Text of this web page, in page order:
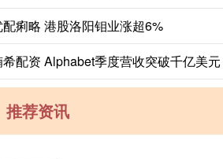
痢略 港股洛阳钼业涨超6%
推荐资讯